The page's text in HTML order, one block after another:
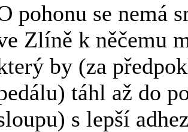
pohonu se nemá
Zlíně k něčemu
by (za
táhl až do
s lepší